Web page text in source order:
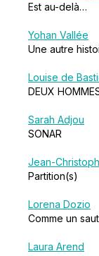
Est au-delà…
Yohan Vallée
Une autre
Louise de
DEUX
Sarah Adjou
SONAR
Jean-
Partition(s)
Lorena Dozio
Comme un
Laura Arend